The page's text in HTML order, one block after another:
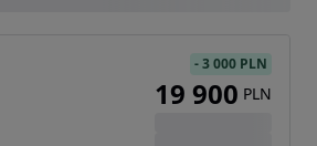
-3 000 PLN
19 900 PLN